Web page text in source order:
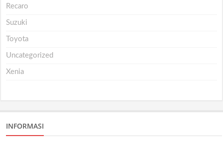
Recaro
Suzuki
Toyota
Uncategorized
Xenia
INFORMASI